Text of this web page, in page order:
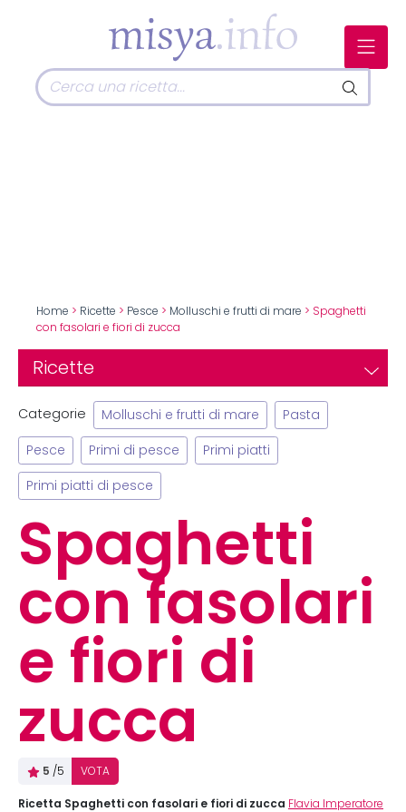
Home > Ricette > Pesce > Molluschi e frutti di mare > Spaghetti
con fasolari e fiori di zucca
Ricette
Categorie Molluschi e frutti di mare Pasta
Pesce Primi di pesce Primi piatti
Primi piatti di pesce
Spaghetti
con fasolari
e fiori di
zucca
5 /5 VOTA
Ricetta Spaghetti con fasolari e fiori di zucca Flavia Imperatore